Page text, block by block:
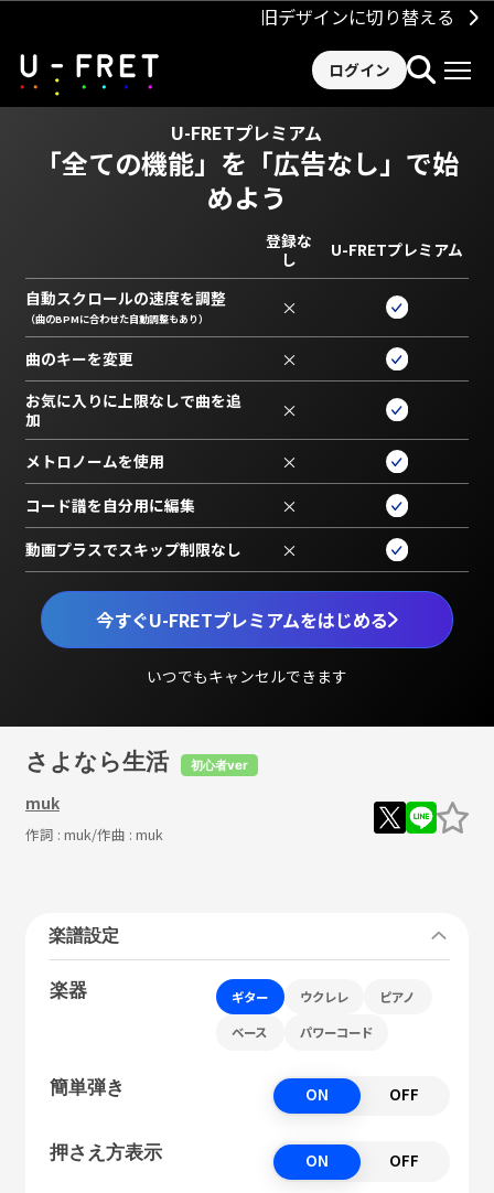
旧デザインに切り替える
ログイン
U-FRETプレミアム
「全ての機能」を 「広告なし」で始
めよう
今すぐU-FRETプレミアムをはじめる
いつでもキャンセルできます
登録な
し
U-FRETプレミアム
自動スクロールの速度を調整
（曲のBPMに合わせた自動調整もあり） ×
曲のキーを変更 ×
お気に入りに上限なしで曲を追
加
×
メトロノームを使用 ×
コード譜を自分用に編集 ×
動画プラスでスキップ制限なし ×
さよなら生活 初心者ver
muk
作詞 : muk/作曲 : muk
楽譜設定
楽器 ギター ウクレレ ピアノ
ベース パワーコード
簡単弾き ON OFF
押さえ方表示 ON OFF